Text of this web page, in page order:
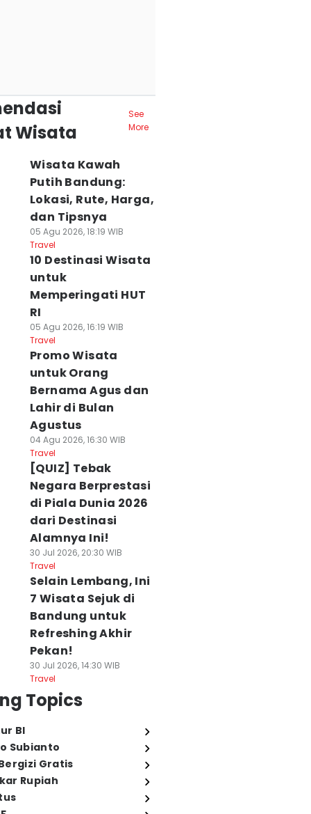
Wisata
See
More
Wisata Kawah
Putih Bandung:
Lokasi, Rute, Harga,
dan Tipsnya
05 Agu 2026, 18:19 WIB
Travel
10 Destinasi Wisata
untuk
Memperingati HUT
RI
05 Agu 2026, 16:19 WIB
Travel
Promo Wisata
untuk Orang
Bernama Agus dan
Lahir di Bulan
Agustus
04 Agu 2026, 16:30 WIB
Travel
[QUIZ] Tebak
Negara Berprestasi
di Piala Dunia 2026
dari Destinasi
Alamnya Ini!
30 Jul 2026, 20:30 WIB
Travel
Selain Lembang, Ini
7 Wisata Sejuk di
Bandung untuk
Refreshing Akhir
Pekan!
30 Jul 2026, 14:30 WIB
Travel
Topics
BI
Subianto
Gratis
Rupiah